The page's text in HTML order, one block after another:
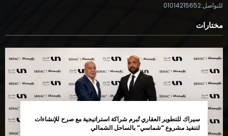
للتواصل:01014215652
مختارات
سيراك للتطوير العقاري تُبرم شراكة استراتيجية مع صرح للإنشاءات
لتنفيذ مشروع “شماسي” بالساحل الشمالي